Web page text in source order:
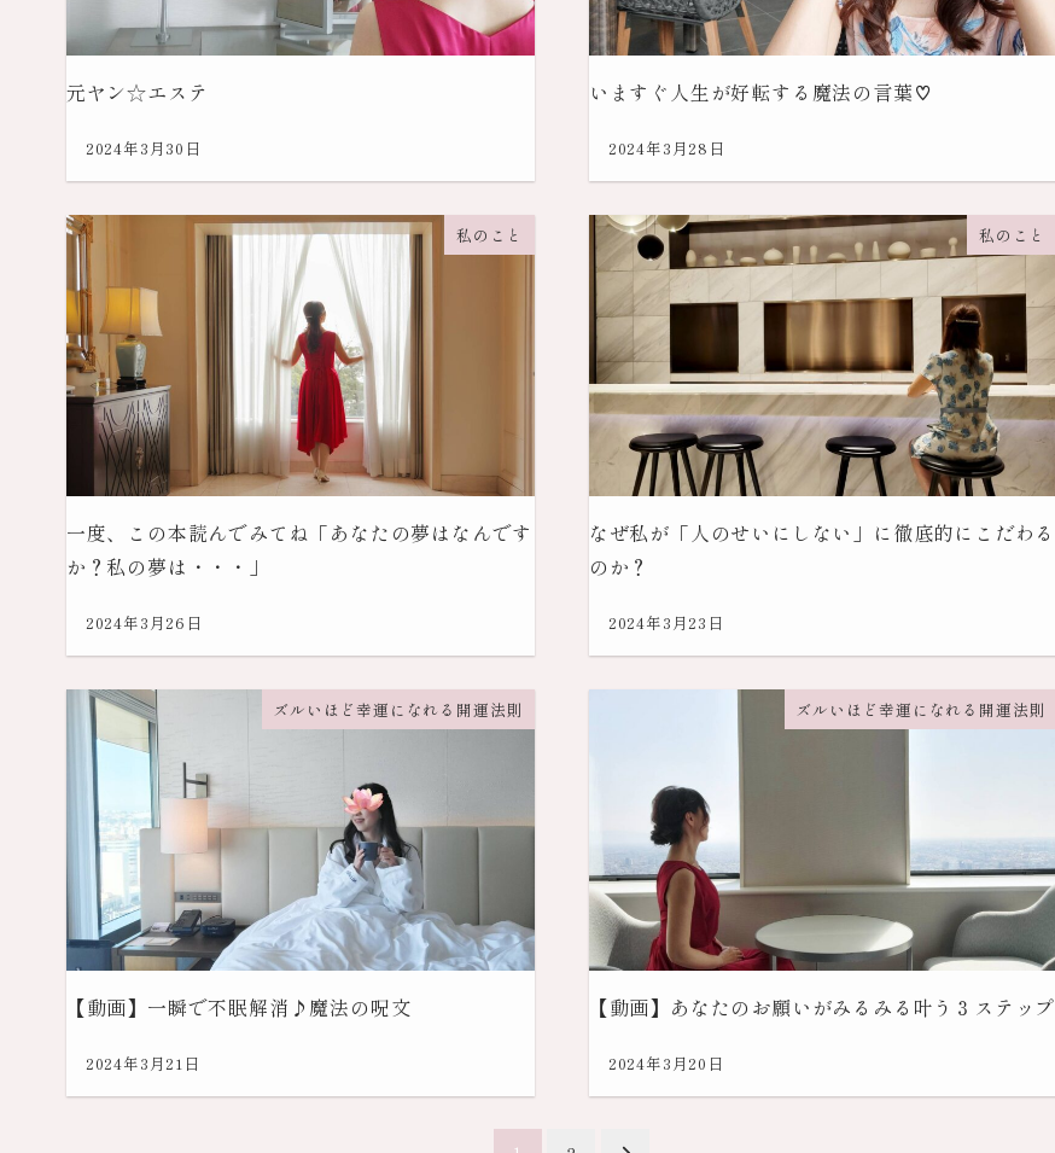
元ヤン☆エステ
2024年3月30日
いますぐ人生が好転する魔法の言葉♡
2024年3月28日
私のこと
一度、この本読んでみてね「あなたの夢はなんです
か？私の夢は・・・」
2024年3月26日
私のこと
なぜ私が「人のせいにしない」に徹底的にこだわる
のか？
2024年3月23日
ズルいほど幸運になれる開運法則
【動画】一瞬で不眠解消♪魔法の呪文
2024年3月21日
ズルいほど幸運になれる開運法則
【動画】あなたのお願いがみるみる叶う３ステップ
2024年3月20日